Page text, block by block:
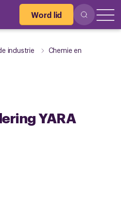
Word lid
industrie
Chemie en
YARA